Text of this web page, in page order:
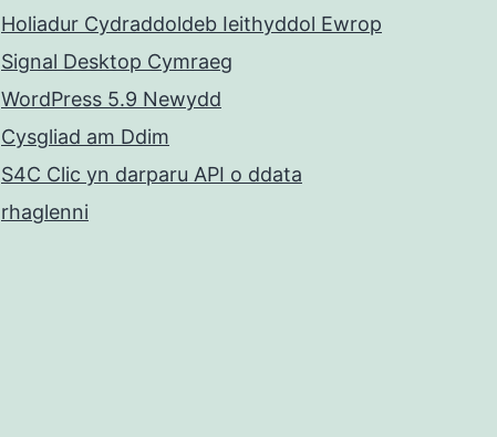
Holiadur Cydraddoldeb Ieithyddol Ewrop
Signal Desktop Cymraeg
WordPress 5.9 Newydd
Cysgliad am Ddim
S4C Clic yn darparu API o ddata
rhaglenni